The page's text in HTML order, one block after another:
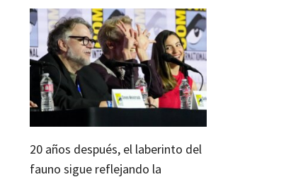
20 años después, el laberinto del
fauno sigue reflejando la